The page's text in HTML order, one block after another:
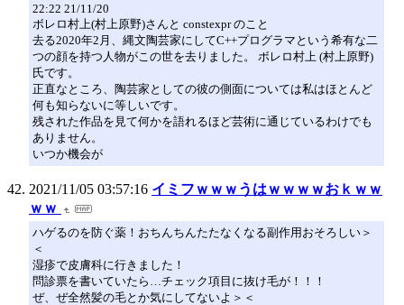
22:22 21/11/20
ボレロ村上(村上原野)さんと constexpr のこと
去る2020年2月、縄文陶芸家にしてC++プログラマという希有な二
つの顔を持つ人物がこの世を去りました。 ボレロ村上 (村上原野)
氏です。
正直なところ、陶芸家としての彼の側面については私はほとんど
何も知らないに等しいです。
残された作品を見て何かを語れるほど芸術に通じているわけでも
ありません。
いつか機会が
2021/11/05 03:57:16 イミフｗｗｗうはｗｗｗｗおｋｗｗ
ｗｗ
ハゲるのを防ぐ薬！おちんちんたたなくなる副作用おそろしい＞
＜
湿疹で皮膚科に行きました！
問診票を書いていたら…チェック項目に抜け毛が！！！
ぜ、ぜ全然髪の毛とか気にしてないよ＞＜